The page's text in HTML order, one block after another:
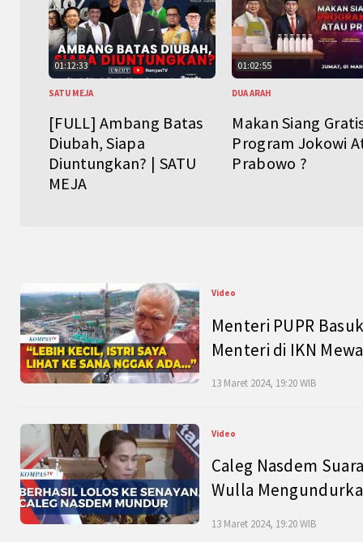
01:12:33
SATU MEJA
[FULL] Ambang Batas
Diubah, Siapa
Diuntungkan? | SATU
MEJA
01:02:55
DUA ARAH
Makan Siang
Program Jokowi
Prabowo ?
Video
Menteri PUPR
Menteri di IKN
13 Maret 2024, 19:20 WIB
Video
Caleg Nasdem
Wulla
13 Maret 2024, 19:20 WIB